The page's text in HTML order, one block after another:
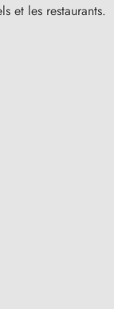
et les restaurants.